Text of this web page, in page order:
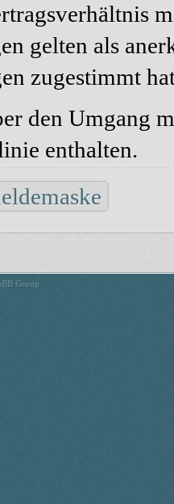
gelten als
zugestimmt
den Umgang
enthalten.
Group